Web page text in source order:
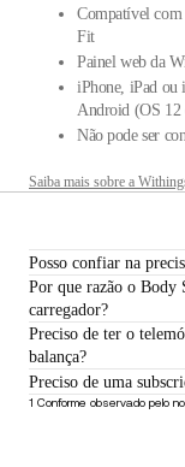
Compatível
Fit
Painel web da
iPhone, iPad ou
Android (OS 12
Não pode ser
Saiba mais sobre a
Posso confiar na
Por que razão o Body
carregador?
Preciso de ter o
balança?
Preciso de uma
1 Conforme observado pelo